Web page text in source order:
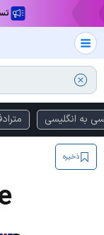
به انگلیسی
ذخیره